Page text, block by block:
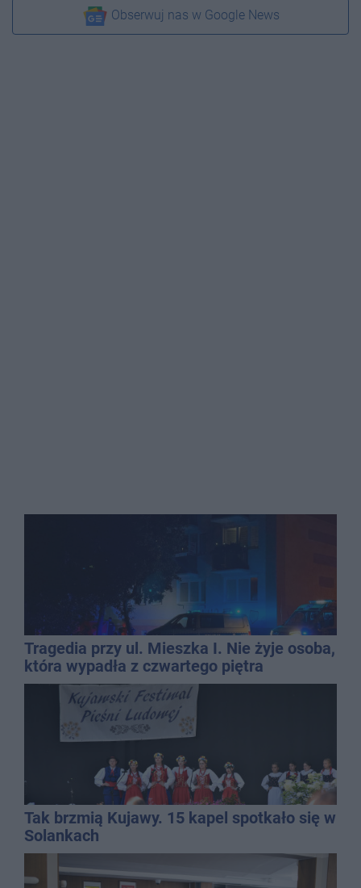
Obserwuj nas w Google News
Tragedia przy ul. Mieszka I. Nie żyje osoba,
która wypadła z czwartego piętra
Tak brzmią Kujawy. 15 kapel spotkało się w
Solankach